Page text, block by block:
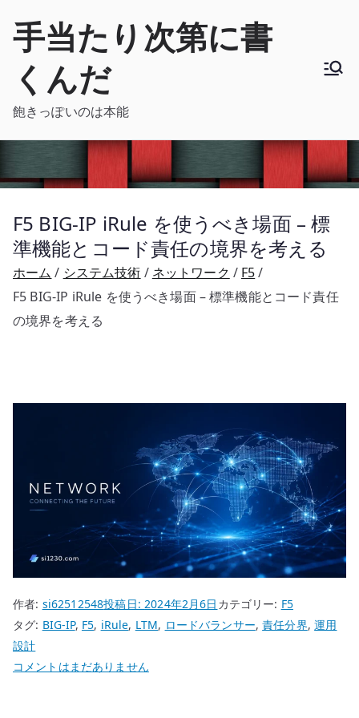
手当たり次第に書
くんだ
飽きっぽいのは本能
F5 BIG-IP iRule を使うべき場面 – 標
準機能とコード責任の境界を考える
ホーム システム技術 ネットワーク
F5
F5 BIG-IP iRule を使うべき場面 – 標準機能とコード責任
の境界を考える
作者: si62512548投稿日:2024年2月6日 カテゴリー: F5
タグ: BIG-IP, F5, iRule, LTM, ロードバランサー,責任分界,運用
設計
F5
コメントはまだありません